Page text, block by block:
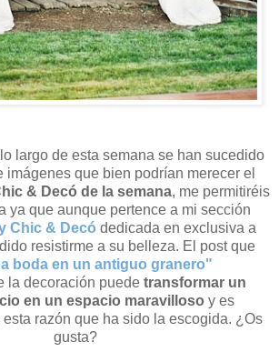
largo de esta semana se han sucedido
imágenes que bien podrían merecer el
& Decó de la semana, me permitiréis
ya que aunque pertence a mi sección
Chic & Decó dedicada en exclusiva a
resistirme a su belleza. El post que
boda en un antiguo granero"
la decoración puede transformar un
en un espacio maravilloso y es
razón que ha sido la escogida. ¿Os
gusta?